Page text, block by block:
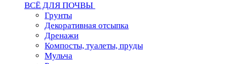
ВСЁ ДЛЯ ПОЧВЫ
Грунты
Декоративная отсыпка
Дренажи
Компосты, туалеты, пруды
Мульча